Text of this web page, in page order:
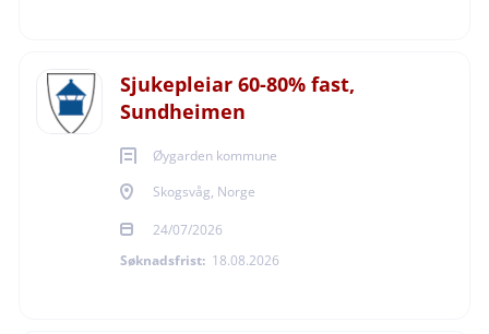
Sjukepleiar 60-80% fast,
Sundheimen
Øygarden kommune
Skogsvåg, Norge
24/07/2026
Søknadsfrist: 18.08.2026
07.08.2026
Ansettelsesform